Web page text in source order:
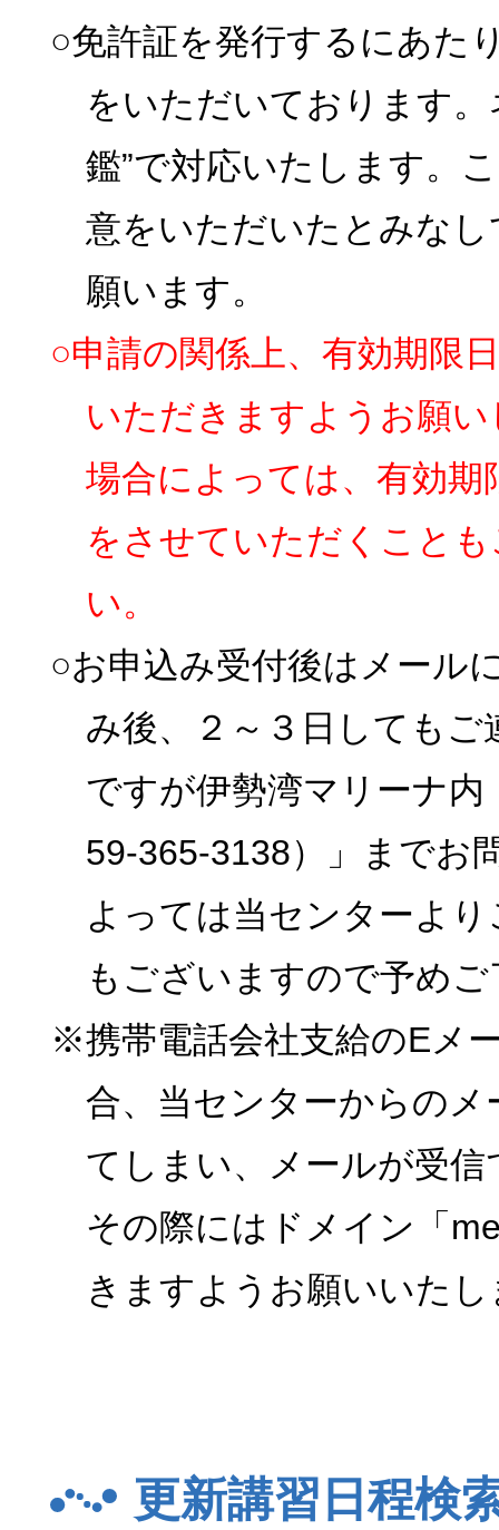
○免許証を発行するにあた
をいただいております
鑑”で対応いたします。
意をいただいたとみな
願います。
○申請の関係上、有効期限
いただきますようお願
場合によっては、有効
をさせていただくこと
い。
○お申込み受付後はメール
み後、２～３日しても
ですが伊勢湾マリーナ
59-365-3138）」までお
よっては当センターよ
もございますので予め
※携帯電話会社支給のEメ
合、当センターからの
てしまい、メールが受
その際にはドメイン「
きますようお願いいた
更新講習日程検